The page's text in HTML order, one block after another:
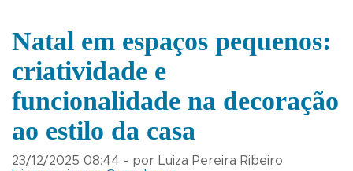
Natal em espaços pequenos:
criatividade e
funcionalidade na decoração
ao estilo da casa
23/12/2025 08:44 - por Luiza Pereira Ribeiro